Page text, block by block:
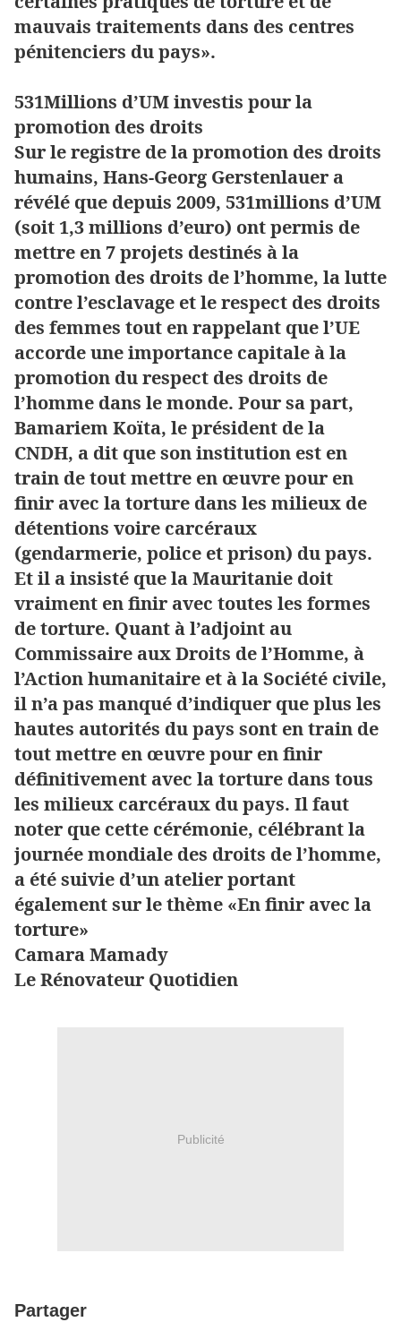
mauvais traitements dans des centres
pénitenciers du pays».
531Millions d’UM investis pour la
promotion des droits
Sur le registre de la promotion des droits
humains, Hans-Georg Gerstenlauer a
révélé que depuis 2009, 531millions d’UM
(soit 1,3 millions d’euro) ont permis de
mettre en 7 projets destinés à la
promotion des droits de l’homme, la lutte
contre l’esclavage et le respect des droits
des femmes tout en rappelant que l’UE
accorde une importance capitale à la
promotion du respect des droits de
l’homme dans le monde. Pour sa part,
Bamariem Koïta, le président de la
CNDH, a dit que son institution est en
train de tout mettre en œuvre pour en
finir avec la torture dans les milieux de
détentions voire carcéraux
(gendarmerie, police et prison) du pays.
Et il a insisté que la Mauritanie doit
vraiment en finir avec toutes les formes
de torture. Quant à l’adjoint au
Commissaire aux Droits de l’Homme, à
l’Action humanitaire et à la Société civile,
il n’a pas manqué d’indiquer que plus les
hautes autorités du pays sont en train de
tout mettre en œuvre pour en finir
définitivement avec la torture dans tous
les milieux carcéraux du pays. Il faut
noter que cette cérémonie, célébrant la
journée mondiale des droits de l’homme,
a été suivie d’un atelier portant
également sur le thème «En finir avec la
torture»
Camara Mamady
Le Rénovateur Quotidien
Publicité
Partager